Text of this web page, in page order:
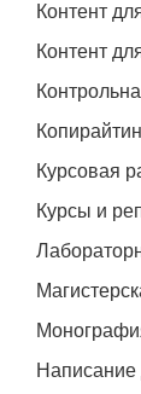
Контент
Контент
Курсовая
Курсы и